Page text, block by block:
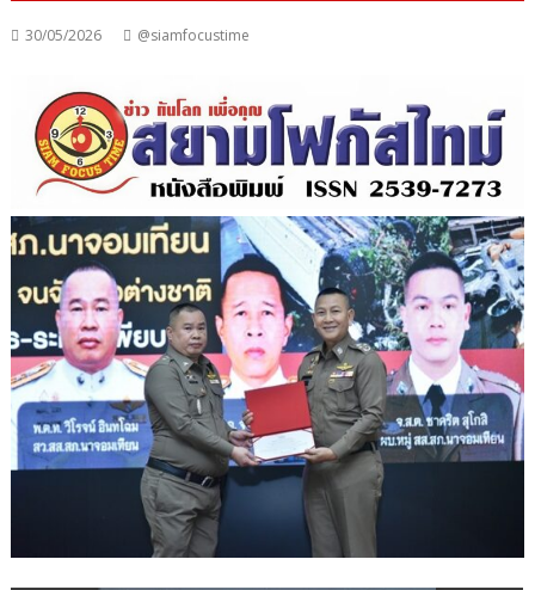
30/05/2026 @siamfocustime